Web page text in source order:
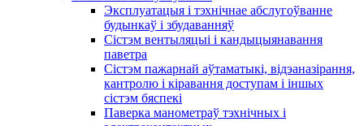
Эксплуатацыя і тэхнічнае абслугоўванне
будынкаў і збудаванняў
Сістэм вентыляцыі і кандыцыянавання
паветра
Сістэм пажарнай аўтаматыкі, відэаназірання,
кантролю і кіравання доступам і іншых
сістэм бяспекі
Паверка манометраў тэхнічных і